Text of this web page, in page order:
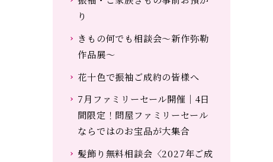
り
きもの何でも相談会～新作弥勒
作品展～
花十色で振袖ご成約の皆様へ
7月ファミリーセール開催｜4日
間限定！問屋ファミリーセール
ならではのお宝品が大集合
髪飾り無料相談会〈2027年ご成